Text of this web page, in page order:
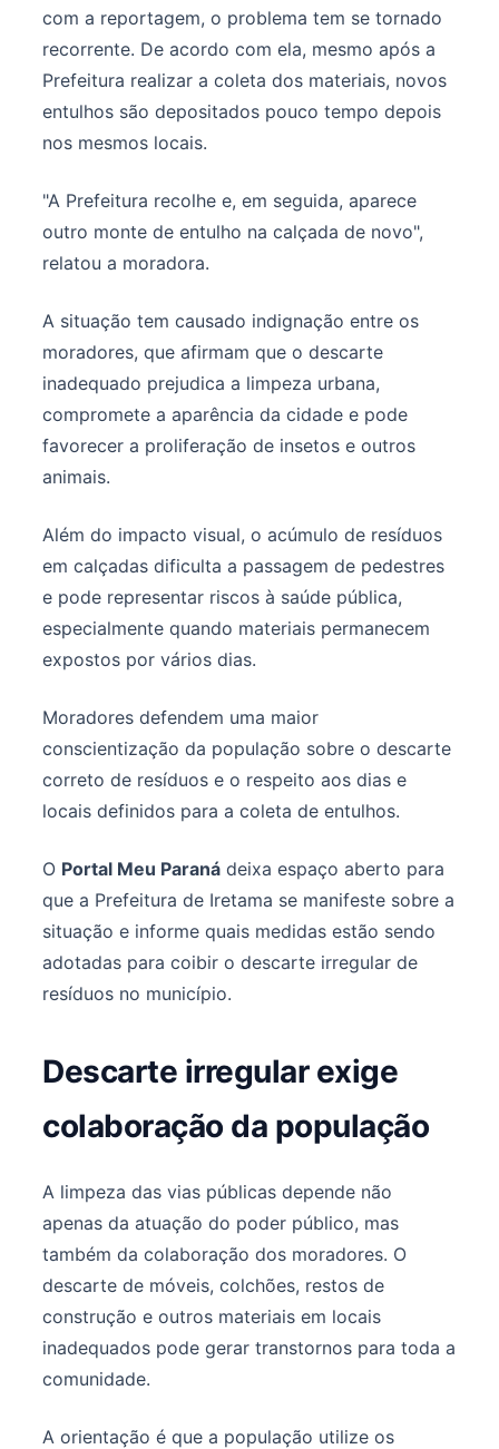
com a reportagem, o problema tem se tornado
recorrente. De acordo com ela, mesmo após a
Prefeitura realizar a coleta dos materiais, novos
entulhos são depositados pouco tempo depois
nos mesmos locais.
"A Prefeitura recolhe e, em seguida, aparece
outro monte de entulho na calçada de novo",
relatou a moradora.
A situação tem causado indignação entre os
moradores, que afirmam que o descarte
inadequado prejudica a limpeza urbana,
compromete a aparência da cidade e pode
favorecer a proliferação de insetos e outros
animais.
Além do impacto visual, o acúmulo de resíduos
em calçadas dificulta a passagem de pedestres
e pode representar riscos à saúde pública,
especialmente quando materiais permanecem
expostos por vários dias.
Moradores defendem uma maior
conscientização da população sobre o descarte
correto de resíduos e o respeito aos dias e
locais definidos para a coleta de entulhos.
O Portal Meu Paraná deixa espaço aberto para
que a Prefeitura de Iretama se manifeste sobre a
situação e informe quais medidas estão sendo
adotadas para coibir o descarte irregular de
resíduos no município.
Descarte irregular exige
colaboração da população
A limpeza das vias públicas depende não
apenas da atuação do poder público, mas
também da colaboração dos moradores. O
descarte de móveis, colchões, restos de
construção e outros materiais em locais
inadequados pode gerar transtornos para toda a
comunidade.
A orientação é que a população utilize os